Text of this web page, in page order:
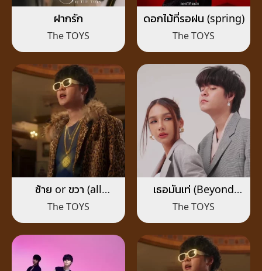
ฝากรัก
The TOYS
ดอกไม้ที่รอฝน (spring)
The TOYS
ซ้าย or ขวา (all
because of you)
The TOYS
เธอมันเท่ (Beyond
and Cool)
The TOYS